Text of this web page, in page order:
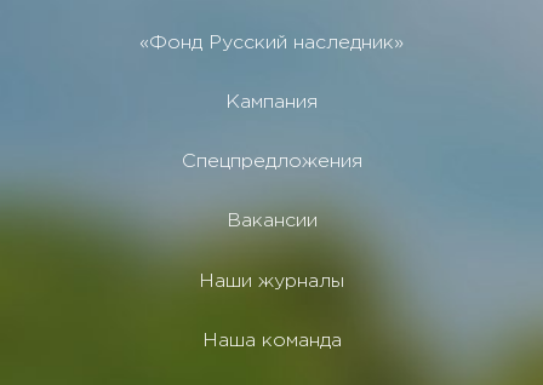
«Фонд Русский наследник»
Кампания
Спецпредложения
Вакансии
Наши журналы
Наша команда